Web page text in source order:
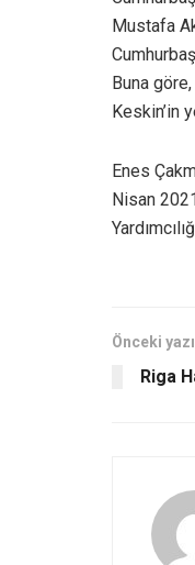
Mustafa
Buna
Keskin’in
Enes
Nisan
Önceki yazı
Riga